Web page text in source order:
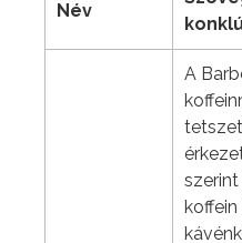
Név
A